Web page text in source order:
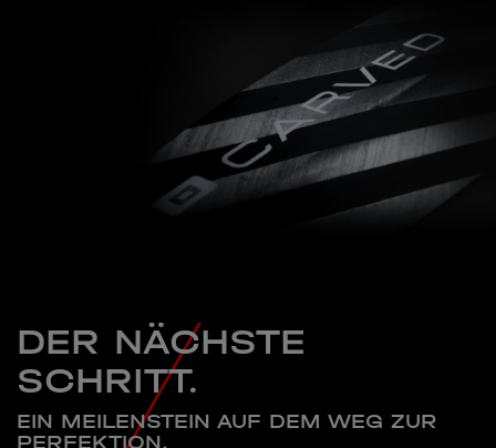
DER NÄCHSTE
SCHRITT.
EIN MEILENSTEIN AUF DEM WEG ZUR